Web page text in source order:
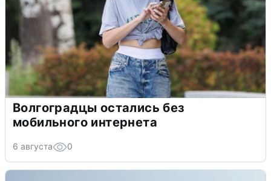
Волгоградцы остались без
мобильного интернета
6 августа 0